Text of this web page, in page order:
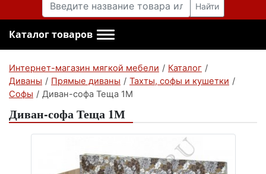
Найти
Каталог товаров
Интернет-магазин мягкой мебели / Каталог /
Диваны / Прямые диваны / Тахты, софы и кушетки /
Софы / Диван-софа Теща 1М
Диван-софа Теща 1М